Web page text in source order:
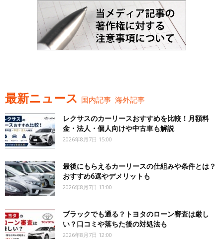
最新ニュース 国内記事 海外記事
レクサスのカーリースおすすめを比較！月額料
金・法人・個人向けや中古車も解説
2026年8月7日 15:00
最後にもらえるカーリースの仕組みや条件とは？
おすすめ6選やデメリットも
2026年8月7日 13:00
ブラックでも通る？トヨタのローン審査は厳し
い？口コミや落ちた後の対処法も
2026年8月7日 12:00